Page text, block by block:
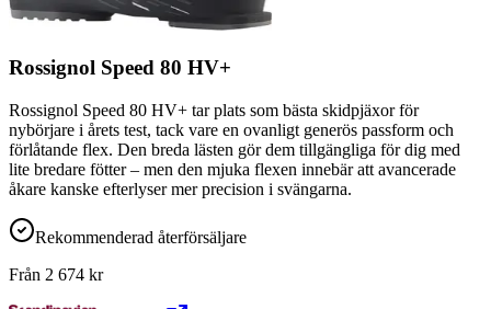
Rossignol Speed 80 HV+
Rossignol Speed 80 HV+ tar plats som bästa skidpjäxor för
nybörjare i årets test, tack vare en ovanligt generös passform och
förlåtande flex. Den breda lästen gör dem tillgängliga för dig med
lite bredare fötter – men den mjuka flexen innebär att avancerade
åkare kanske efterlyser mer precision i svängarna.
Rekommenderad återförsäljare
Från 2 674 kr